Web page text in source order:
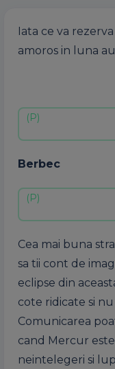
Iata ce va
amoros in luna
Berbec
Cea mai buna
sa tii cont de
eclipse din
cote ridicate si
Comunicarea
cand Mercur
neintelegeri si